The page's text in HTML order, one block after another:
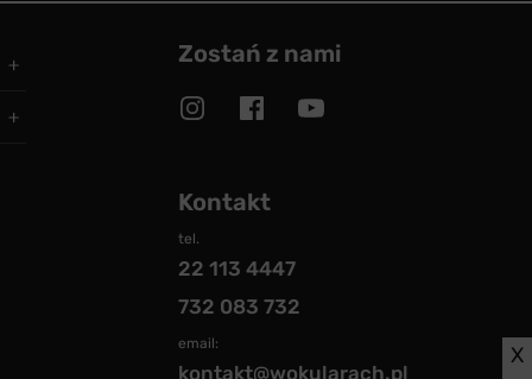
Zostań z nami
Kontakt
tel.
22 113 4447
732 083 732
email:
kontakt@wokularach.pl
X